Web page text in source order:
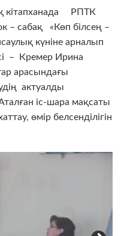
кітапханада РПТК
– сабақ «Көп білсең –
күніне арналып
– Кремер Ирина
арасындағы
актуалды
іс-шара мақсаты
өмір белсенділігін